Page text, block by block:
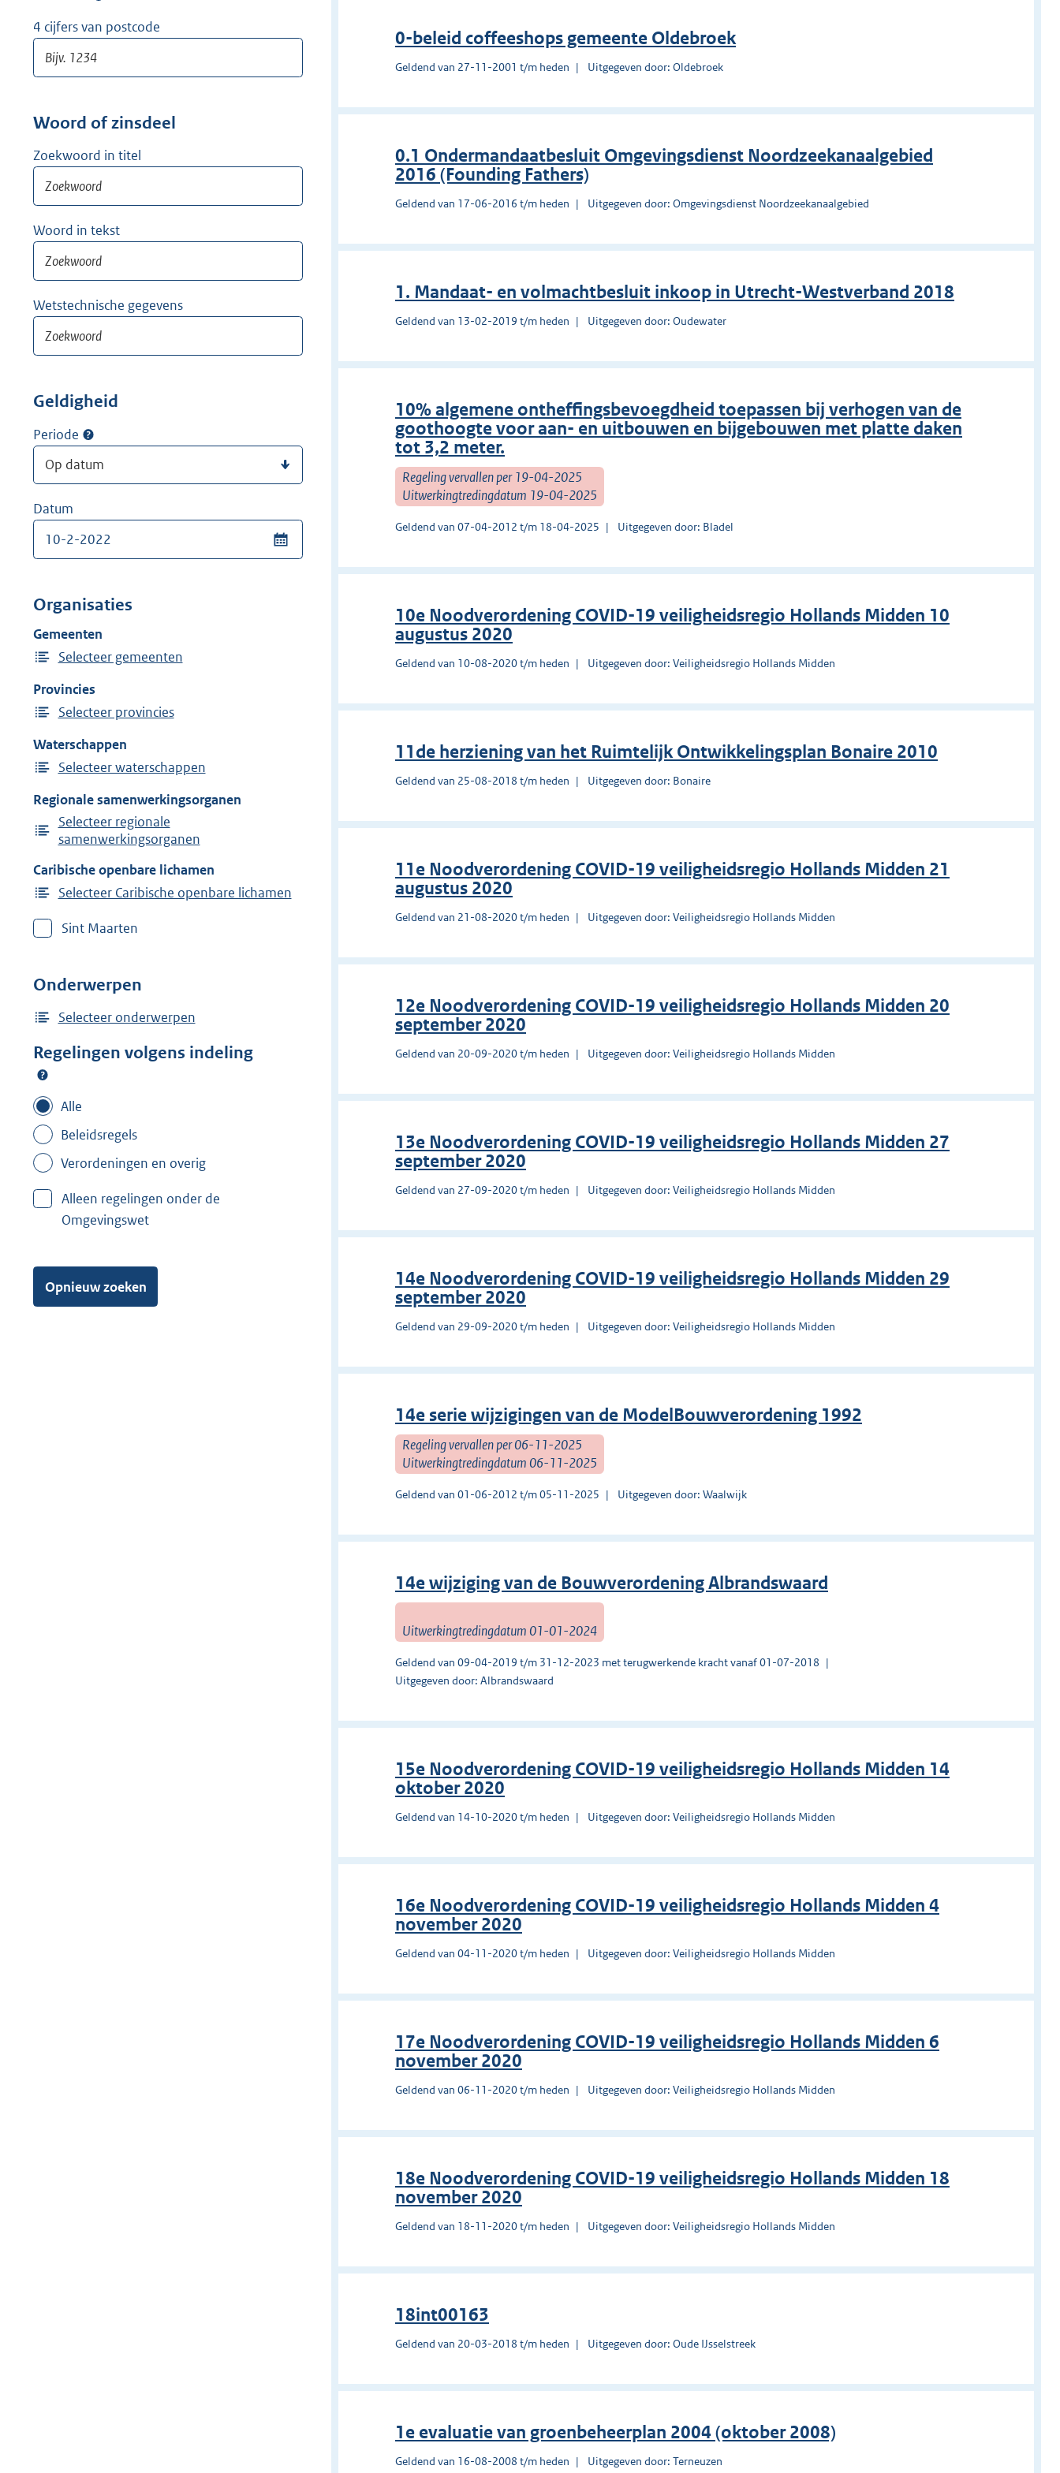
i
4 cijfers van postcode
Woord of zinsdeel
Zoekwoord in titel
Woord in tekst
Wetstechnische gegevens
Geldigheid
Periode
Datum
Organisaties
Gemeenten
Selecteer gemeenten
Provincies
Selecteer provincies
Waterschappen
Selecteer waterschappen
Regionale samenwerkingsorganen
Selecteer regionale
samenwerkingsorganen
Caribische openbare lichamen
Selecteer Caribische openbare lichamen
Sint Maarten
Onderwerpen
Selecteer onderwerpen
Regelingen volgens indeling
Alle
Beleidsregels
Verordeningen en overig
Alleen regelingen onder de
Omgevingswet
Opnieuw zoeken
0-beleid coffeeshops gemeente Oldebroek
Geldend van 27-11-2001 t/m heden Uitgegeven door: Oldebroek
0.1 Ondermandaatbesluit Omgevingsdienst Noordzeekanaalgebied
2016 (Founding Fathers)
Geldend van 17-06-2016 t/m heden Uitgegeven door: Omgevingsdienst Noordzeekanaalgebied
1. Mandaat- en volmachtbesluit inkoop in Utrecht-Westverband 2018
Geldend van 13-02-2019 t/m heden Uitgegeven door: Oudewater
10% algemene ontheffingsbevoegdheid toepassen bij verhogen van de
goothoogte voor aan- en uitbouwen en bijgebouwen met platte daken
tot 3,2 meter.
Regeling vervallen per 19-04-2025
Uitwerkingtredingdatum 19-04-2025
Geldend van 07-04-2012 t/m 18-04-2025 Uitgegeven door: Bladel
10e Noodverordening COVID-19 veiligheidsregio Hollands Midden 10
augustus 2020
Geldend van 10-08-2020 t/m heden Uitgegeven door: Veiligheidsregio Hollands Midden
11de herziening van het Ruimtelijk Ontwikkelingsplan Bonaire 2010
Geldend van 25-08-2018 t/m heden Uitgegeven door: Bonaire
11e Noodverordening COVID-19 veiligheidsregio Hollands Midden 21
augustus 2020
Geldend van 21-08-2020 t/m heden Uitgegeven door: Veiligheidsregio Hollands Midden
12e Noodverordening COVID-19 veiligheidsregio Hollands Midden 20
september 2020
Geldend van 20-09-2020 t/m heden Uitgegeven door: Veiligheidsregio Hollands Midden
13e Noodverordening COVID-19 veiligheidsregio Hollands Midden 27
september 2020
Geldend van 27-09-2020 t/m heden Uitgegeven door: Veiligheidsregio Hollands Midden
14e Noodverordening COVID-19 veiligheidsregio Hollands Midden 29
september 2020
Geldend van 29-09-2020 t/m heden Uitgegeven door: Veiligheidsregio Hollands Midden
14e serie wijzigingen van de ModelBouwverordening 1992
Regeling vervallen per 06-11-2025
Uitwerkingtredingdatum 06-11-2025
Geldend van 01-06-2012 t/m 05-11-2025 Uitgegeven door: Waalwijk
14e wijziging van de Bouwverordening Albrandswaard
Uitwerkingtredingdatum 01-01-2024
Geldend van 09-04-2019 t/m 31-12-2023 met terugwerkende kracht vanaf 01-07-2018
Uitgegeven door: Albrandswaard
15e Noodverordening COVID-19 veiligheidsregio Hollands Midden 14
oktober 2020
Geldend van 14-10-2020 t/m heden Uitgegeven door: Veiligheidsregio Hollands Midden
16e Noodverordening COVID-19 veiligheidsregio Hollands Midden 4
november 2020
Geldend van 04-11-2020 t/m heden Uitgegeven door: Veiligheidsregio Hollands Midden
17e Noodverordening COVID-19 veiligheidsregio Hollands Midden 6
november 2020
Geldend van 06-11-2020 t/m heden Uitgegeven door: Veiligheidsregio Hollands Midden
18e Noodverordening COVID-19 veiligheidsregio Hollands Midden 18
november 2020
Geldend van 18-11-2020 t/m heden Uitgegeven door: Veiligheidsregio Hollands Midden
18int00163
Geldend van 20-03-2018 t/m heden Uitgegeven door: Oude IJsselstreek
1e evaluatie van groenbeheerplan 2004 (oktober 2008)
Geldend van 16-08-2008 t/m heden Uitgegeven door: Terneuzen